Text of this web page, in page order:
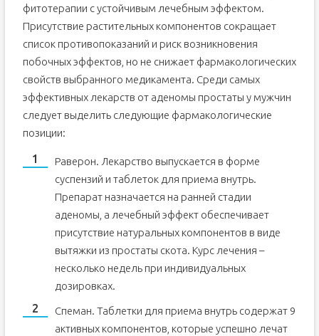
фитотерапии с устойчивым лечебным эффектом.
Присутствие растительных компонентов сокращает
список противопоказаний и риск возникновения
побочных эффектов, но не снижает фармакологических
свойств выбранного медикамента. Среди самых
эффективных лекарств от аденомы простаты у мужчин
следует выделить следующие фармакологические
позиции:
Раверон. Лекарство выпускается в форме
суспензий и таблеток для приема внутрь.
Препарат назначается на ранней стадии
аденомы, а лечебный эффект обеспечивает
присутствие натуральных компонентов в виде
вытяжки из простаты скота. Курс лечения –
несколько недель при индивидуальных
дозировках.
Спеман. Таблетки для приема внутрь содержат 9
активных компонентов, которые успешно лечат